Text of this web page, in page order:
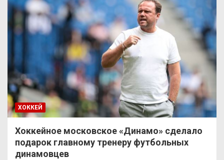
ХОККЕЙ
Хоккейное московское «Динамо» сделало
подарок главному тренеру футбольных
динамовцев